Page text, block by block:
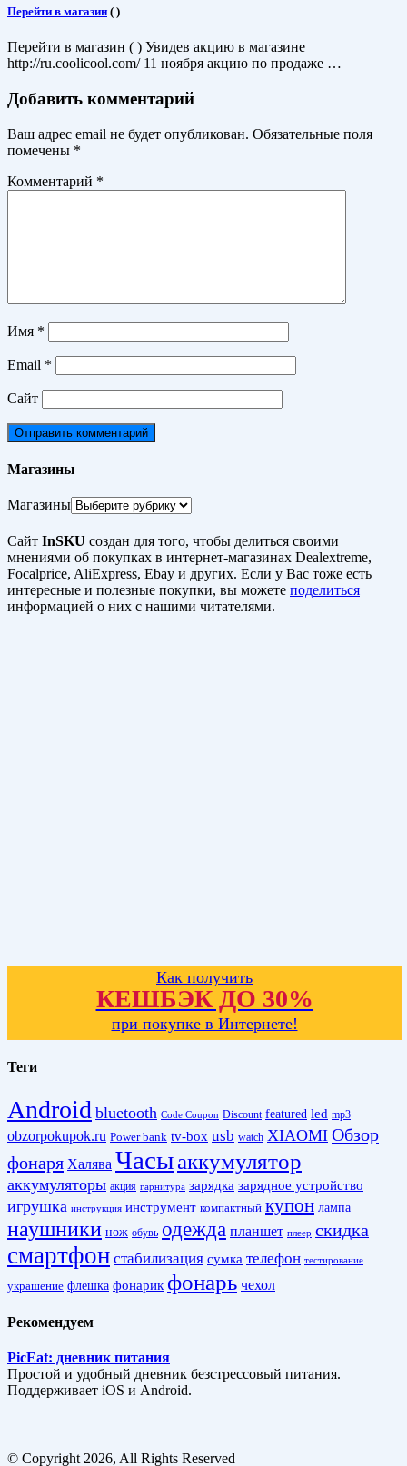
Перейти в магазин ( )
Перейти в магазин ( ) Увидев акцию в магазине
http://ru.coolicool.com/ 11 ноября акцию по продаже …
Добавить комментарий
Ваш адрес email не будет опубликован. Обязательные поля
помечены *
Комментарий *
Имя *
Email *
Сайт
Магазины
Магазины
Сайт InSKU создан для того, чтобы делиться своими
мнениями об покупках в интернет-магазинах Dealextreme,
Focalprice, AliExpress, Ebay и других. Если у Вас тоже есть
интересные и полезные покупки, вы можете поделиться
информацией о них с нашими читателями.
Как получить
КЕШБЭК ДО 30%
при покупке в Интернете!
Теги
Android bluetooth Code Coupon Discount featured led mp3
obzorpokupok.ru Power bank tv-box usb watch XIAOMI Обзор
фонаря Халява Часыаккумулятор
аккумуляторы акция гарнитура зарядка зарядное устройство
игрушка инструкция инструмент компактный купон лампа
наушники нож обувь одежда планшет плеер скидка
смартфон стабилизация сумка телефон тестирование
украшение флешка фонарик фонарь чехол
Рекомендуем
PicEat: дневник питания
Простой и удобный дневник безстрессовый питания.
Поддерживает iOS и Android.
© Copyright 2026, All Rights Reserved